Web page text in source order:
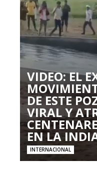
VIDEO: EL
DE ESTE
VIRAL Y
EN LA
INTERNACIONAL